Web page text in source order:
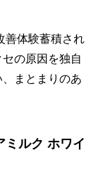
善体験蓄積され
の原因を独自
まとまりのあ
ミルク ホワイ